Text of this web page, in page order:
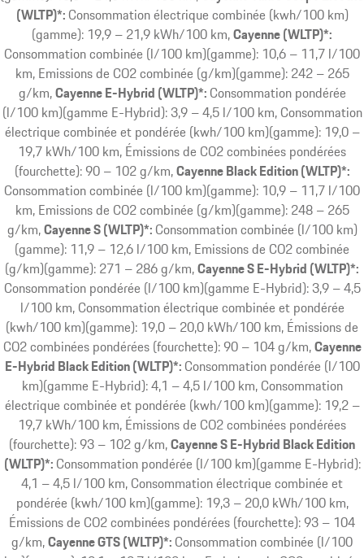
(WLTP)*: Consommation électrique combinée (kwh/100 km)
(gamme): 19,9 – 21,9 kWh/100 km Cayenne (WLTP)*:
Consommation combinée (l/100 km)(gamme): 10,6 – 11,7 l/100
km, Emissions de CO2 combinée (g/km)(gamme): 242 – 265
g/km Cayenne E-Hybrid (WLTP)*: Consommation pondérée
(l/100 km)(gamme E-Hybrid): 3,9 – 4,5 l/100 km, Consommation
électrique combinée et pondérée (kwh/100 km)(gamme): 19,0 –
19,7 kWh/100 km, Émissions de CO2 combinées pondérées
(fourchette): 90 – 102 g/km Cayenne Black Edition (WLTP)*:
Consommation combinée (l/100 km)(gamme): 10,9 – 11,7 l/100
km, Emissions de CO2 combinée (g/km)(gamme): 248 – 265
g/km Cayenne S (WLTP)*: Consommation combinée (l/100 km)
(gamme): 11,9 – 12,6 l/100 km, Emissions de CO2 combinée
(g/km)(gamme): 271 – 286 g/km Cayenne S E-Hybrid (WLTP)*:
Consommation pondérée (l/100 km)(gamme E-Hybrid): 3,9 – 4,5
l/100 km, Consommation électrique combinée et pondérée
(kwh/100 km)(gamme): 19,0 – 20,0 kWh/100 km, Émissions de
CO2 combinées pondérées (fourchette): 90 – 104 g/km Cayenne
E-Hybrid Black Edition (WLTP)*: Consommation pondérée (l/100
km)(gamme E-Hybrid): 4,1 – 4,5 l/100 km, Consommation
électrique combinée et pondérée (kwh/100 km)(gamme): 19,2 –
19,7 kWh/100 km, Émissions de CO2 combinées pondérées
(fourchette): 93 – 102 g/km Cayenne S E-Hybrid Black Edition
(WLTP)*: Consommation pondérée (l/100 km)(gamme E-Hybrid):
4,1 – 4,5 l/100 km, Consommation électrique combinée et
pondérée (kwh/100 km)(gamme): 19,3 – 20,0 kWh/100 km,
Émissions de CO2 combinées pondérées (fourchette): 93 – 104
g/km Cayenne GTS (WLTP)*: Consommation combinée (l/100